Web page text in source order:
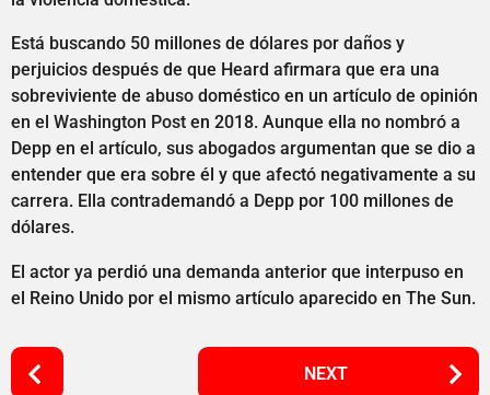
Está buscando 50 millones de dólares por daños y
perjuicios después de que Heard afirmara que era una
sobreviviente de abuso doméstico en un artículo de opinión
en el Washington Post en 2018. Aunque ella no nombró a
Depp en el artículo, sus abogados argumentan que se dio a
entender que era sobre él y que afectó negativamente a su
carrera. Ella contrademandó a Depp por 100 millones de
dólares.
El actor ya perdió una demanda anterior que interpuso en
el Reino Unido por el mismo artículo aparecido en The Sun.
P
NEXT